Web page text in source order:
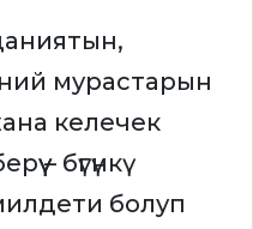
мурастарын
келечек
– бүгүнкү
болуп